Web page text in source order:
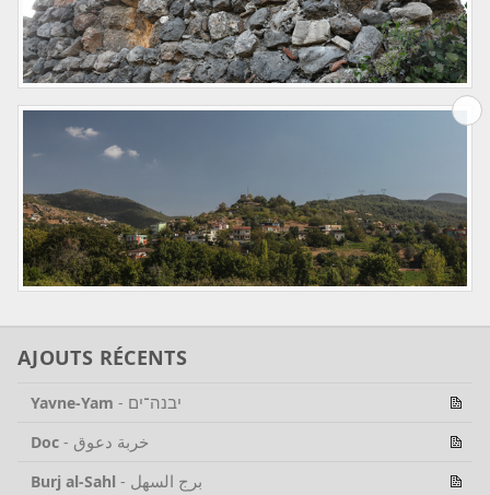
AJOUTS RÉCENTS
Yavne-Yam - יבנה־ים
Doc - خربة دعوق
Burj al-Sahl - برج السهل